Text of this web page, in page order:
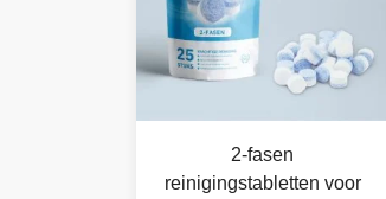
2-fasen
reinigingstabletten voor